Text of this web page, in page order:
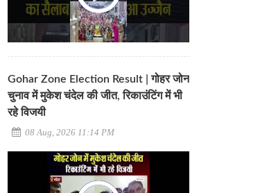
Gohar Zone Election Result | गोहर जोन
चुनाव में मुकेश चंदेल की जीत, रिकाउंटिंग में भी
रहे विजयी
08 Aug, 2026 11:14 PM